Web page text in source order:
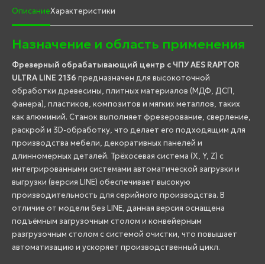
ОписаниеХарактеристики
Назначение и область применения
Фрезерный обрабатывающий центр с ЧПУ AES RAPTOR
ULTRA LINE 2136 предназначен для высокоточной
обработки древесины, плитных материалов (МДФ, ДСП,
фанера), пластиков, композитов и мягких металлов, таких
как алюминий. Станок выполняет фрезерование, сверление,
раскрой и 3D-обработку, что делает его подходящим для
производства мебели, декоративных панелей и
длинномерных деталей. Трёхосевая система (X, Y, Z) с
интегрированными системами автоматической загрузки и
выгрузки (версия LINE) обеспечивает высокую
производительность для серийного производства. В
отличие от модели без LINE, данная версия оснащена
подъёмным загрузочным столом и конвейерным
разгрузочным столом с системой очистки, что повышает
автоматизацию и ускоряет производственный цикл.